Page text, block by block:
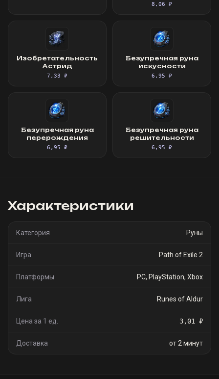
8,06 ₽
Изобретательность
Астрид
7,33 ₽
Безупречная руна
искусности
6,95 ₽
Безупречная руна
перерождения
6,95 ₽
Безупречная руна
решительности
6,95 ₽
Характеристики
Категория Руны
Игра Path of Exile 2
Платформы PC, PlayStation, Xbox
Лига Runes of Aldur
Цена за 1 ед. 3,01 ₽
Доставка от 2 минут